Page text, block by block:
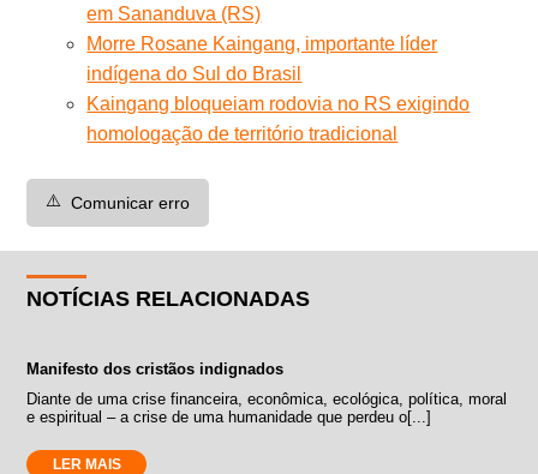
em Sananduva (RS)
Morre Rosane Kaingang, importante líder
indígena do Sul do Brasil
Kaingang bloqueiam rodovia no RS exigindo
homologação de território tradicional
⚠️ Comunicar erro
NOTÍCIAS RELACIONADAS
Manifesto dos cristãos indignados
Diante de uma crise financeira, econômica, ecológica, política, moral
e espiritual – a crise de uma humanidade que perdeu o[...]
LER MAIS